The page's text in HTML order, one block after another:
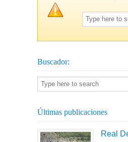
Buscador:
Últimas publicaciones
Real